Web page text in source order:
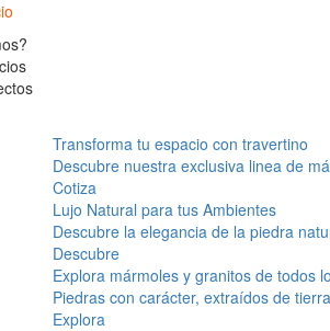
Transforma tu espacio con travertino
Descubre nuestra exclusiva linea de
Cotiza
Lujo Natural para tus Ambientes
Descubre la elegancia de la piedra
Descubre
Explora mármoles y granitos de todos
Piedras con carácter, extraídos de
Explora